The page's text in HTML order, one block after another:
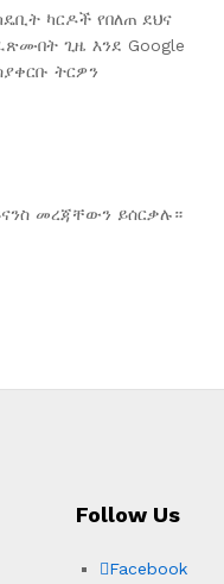
ካርዶች የበለጠ ደህና
ጊዜ እንደ Google
ትርዎን
መረጃቸውን ይሰርቃሉ።
Follow Us
Facebook